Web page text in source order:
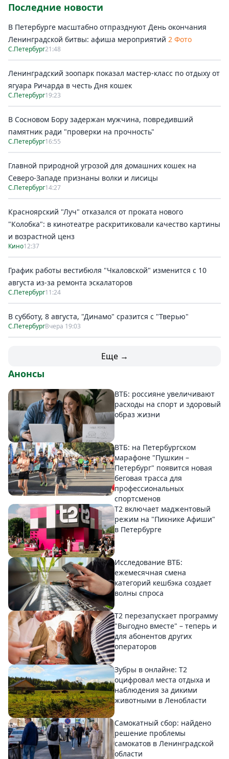
Последние новости
В Петербурге масштабно отпразднуют День окончания
Ленинградской битвы: афиша мероприятий 2 Фото
С.Петербург21:48
Ленинградский зоопарк показал мастер-класс по отдыху от
ягуара Ричарда в честь Дня кошек
С.Петербург19:23
В Сосновом Бору задержан мужчина, повредивший
памятник ради "проверки на прочность"
С.Петербург16:55
Главной природной угрозой для домашних кошек на
Северо-Западе признаны волки и лисицы
С.Петербург14:27
Красноярский "Луч" отказался от проката нового
"Колобка": в кинотеатре раскритиковали качество картины
и возрастной ценз
Кино12:37
График работы вестибюля "Чкаловской" изменится с 10
августа из-за ремонта эскалаторов
С.Петербург11:24
В субботу, 8 августа, "Динамо" сразится с "Тверью"
С.ПетербургВчера 19:03
Еще →
Анонсы
ВТБ: россияне увеличивают
расходы на спорт и здоровый
образ жизни
ВТБ: на Петербургском
марафоне "Пушкин –
Петербург" появится новая
беговая трасса для
профессиональных
спортсменов
Т2 включает маджентовый
режим на "Пикнике Афиши"
в Петербурге
Исследование ВТБ:
ежемесячная смена
категорий кешбэка создает
волны спроса
Т2 перезапускает программу
"Выгодно вместе" – теперь и
для абонентов других
операторов
Зубры в онлайне: Т2
оцифровал места отдыха и
наблюдения за дикими
животными в Ленобласти
Самокатный сбор: найдено
решение проблемы
самокатов в Ленинградской
области